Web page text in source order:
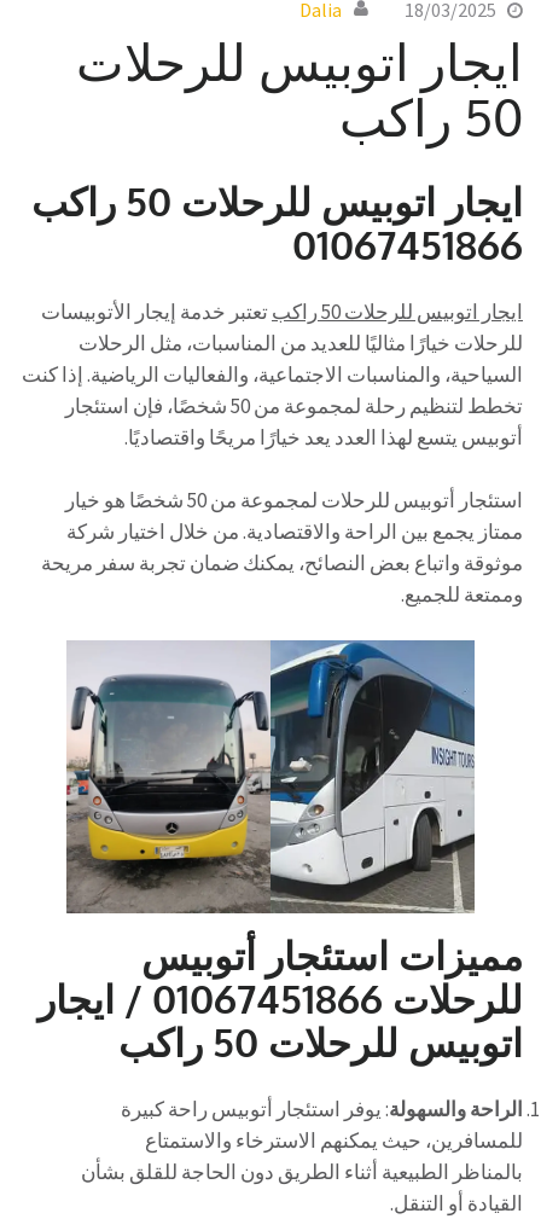
18/03/2025
Dalia
ايجار اتوبيس للرحلات
50 راكب
ايجار اتوبيس للرحلات 50 راكب
01067451866
ايجار اتوبيس للرحلات 50 راكب
تعتبر خدمة إيجار الأتوبيسات
للرحلات خيارًا مثاليًا للعديد من المناسبات، مثل الرحلات
السياحية، والمناسبات الاجتماعية، والفعاليات الرياضية. إذا كنت
تخطط لتنظيم رحلة لمجموعة من 50 شخصًا، فإن استئجار
أتوبيس يتسع لهذا العدد يعد خيارًا مريحًا واقتصاديًا.
استئجار أتوبيس للرحلات لمجموعة من 50 شخصًا هو خيار
ممتاز يجمع بين الراحة والاقتصادية. من خلال اختيار شركة
موثوقة واتباع بعض النصائح، يمكنك ضمان تجربة سفر مريحة
وممتعة للجميع.
مميزات استئجار أتوبيس
للرحلات 01067451866 / ايجار
اتوبيس للرحلات 50 راكب
الراحة والسهولة: يوفر استئجار أتوبيس راحة كبيرة
للمسافرين، حيث يمكنهم الاسترخاء والاستمتاع
بالمناظر الطبيعية أثناء الطريق دون الحاجة للقلق بشأن
القيادة أو التنقل.